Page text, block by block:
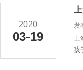
2020
03-19
发
上
孩